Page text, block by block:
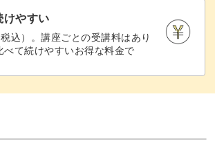
から、たくさんの吹き出しやメモ枠を作
ね♪
たくさんのメモに押して楽しみましょ
けやすい
込）。講座ごとの受講料はあり
べて続けやすいお得な料金で